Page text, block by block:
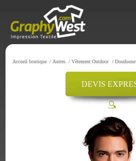
Accueil boutique / Autres / Vêtement Outdoor /
DEVIS
🔍